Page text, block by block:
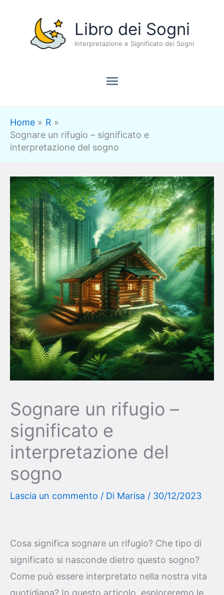
contenuto
Libro dei Sogni
Interpretazione e Significato dei Sogni
Menu
principale
Home
R
Sognare un rifugio – significato e
interpretazione del sogno
Sognare un rifugio –
significato e
interpretazione del
sogno
Lascia un commento / Di Marisa / 30/12/2023
Cosa significa sognare un rifugio? Che tipo di
significato si nasconde dietro questo sogno?
Come può essere interpretato nella nostra vita
quotidiana? In questo articolo, esploreremo le